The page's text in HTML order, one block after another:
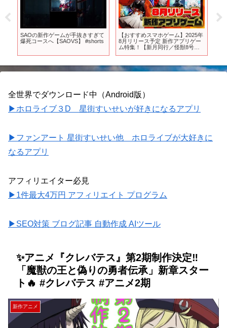
SAOの新作ゲームが手抜きすぎて
爆死コースへ【SAOVS】 #shorts
【おすすめスマホゲーム】2025年
8月リリース予定 新作アプリゲー
ム特集！【新月同行／怪獣8号／
全世界でダウンロード中（Android版）
▶ホロライブ３D 星街すいせいが好きになるアプリ
▶ファンアート 星街すいせい他 ホロライブが大好きに
なるアプリ
アフィリエイター必見
▶1件最大4万円 アフィリエイト プログラム
▶SEO対策 ブログ記事 自動作成 AIツール
✨アニメ『クレバテス』第2期制作決定‼️
「魔獣の王と偽りの勇者伝承」新章スター
ト🔥 #クレバテス #アニメ2期
新作アニメ